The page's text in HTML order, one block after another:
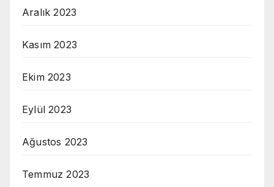
Aralık 2023
Kasım 2023
Ekim 2023
Eylül 2023
Ağustos 2023
Temmuz 2023